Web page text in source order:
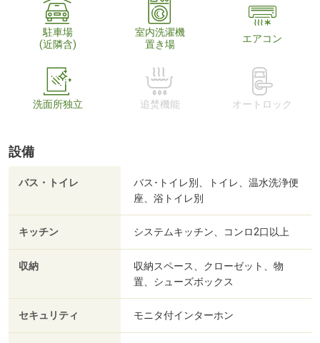
駐車場
(近隣含)
室内洗濯機
置き場
エアコン
洗面所独立 追焚機能 オートロック
設備
バス・トイレ
バス･トイレ別、トイレ、温水洗浄便
座、浴トイレ別
キッチン システムキッチン、コンロ2口以上
収納
収納スペース、クローゼット、物
置、シューズボックス
セキュリティ モニタ付インターホン